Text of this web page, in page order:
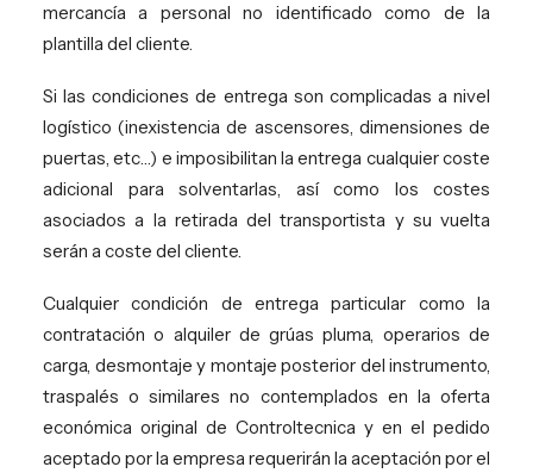
mercancía a personal no identificado como de la
plantilla del cliente.
Si las condiciones de entrega son complicadas a nivel
logístico (inexistencia de ascensores, dimensiones de
puertas, etc…) e imposibilitan la entrega cualquier coste
adicional para solventarlas, así como los costes
asociados a la retirada del transportista y su vuelta
serán a coste del cliente.
Cualquier condición de entrega particular como la
contratación o alquiler de grúas pluma, operarios de
carga, desmontaje y montaje posterior del instrumento,
traspalés o similares no contemplados en la oferta
económica original de Controltecnica y en el pedido
aceptado por la empresa requerirán la aceptación por el